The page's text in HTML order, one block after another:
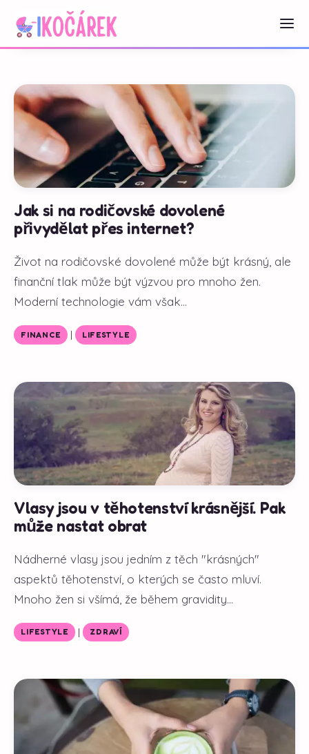
Jak si na rodičovské dovolené
přivydělat přes internet?
Život na rodičovské dovolené může být krásný, ale
finanční tlak může být výzvou pro mnoho žen.
Moderní technologie vám však...
FINANCE | LIFESTYLE
Vlasy jsou v těhotenství krásnější. Pak
může nastat obrat
Nádherné vlasy jsou jedním z těch "krásných"
aspektů těhotenství, o kterých se často mluví.
Mnoho žen si všímá, že během gravidity...
LIFESTYLE | ZDRAVÍ